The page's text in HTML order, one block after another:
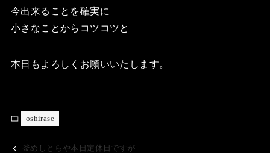
今出来ることを確実に
小さなことからコツコツと
本日もよろしくお願いいたします。
oshirase
釜めしとらや本日定休日ですが